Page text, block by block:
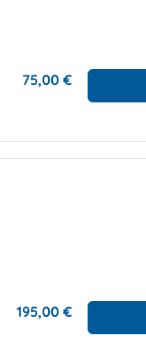
75,00 €
195,00 €